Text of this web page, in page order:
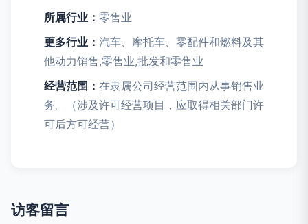
所属行业： 零售业
更多行业： 汽车、摩托车、零配件和燃料及其
他动力销售,零售业,批发和零售业
经营范围： 在隶属公司经营范围内从事销售业
务。（涉及许可经营项目，应取得相关部门许
可后方可经营）
访客留言